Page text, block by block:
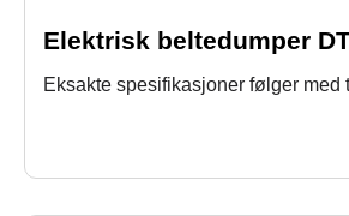
Elektrisk beltedumper
Eksakte spesifikasjoner følger med